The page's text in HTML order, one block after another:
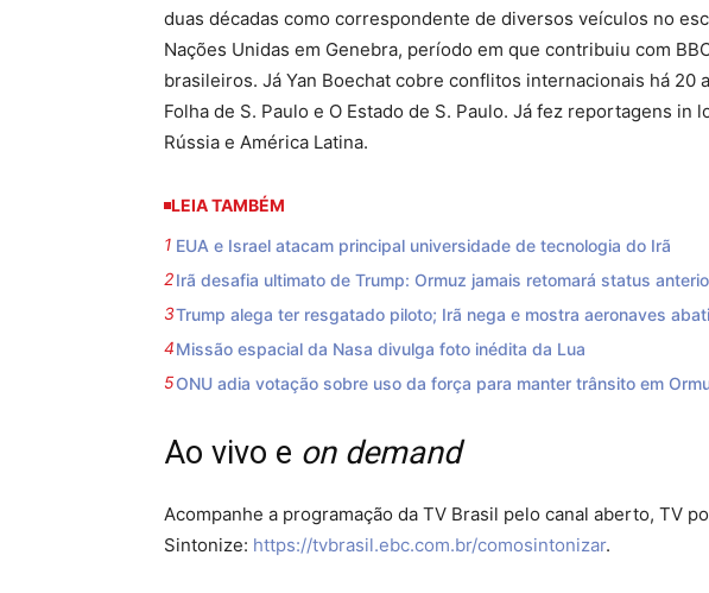
duas décadas como correspondente de diversos veículos no
Nações Unidas em Genebra, período em que contribuiu com
brasileiros. Já Yan Boechat cobre conflitos internacionais há 20
Folha de S. Paulo e O Estado de S. Paulo. Já fez reportagens in
Rússia e América Latina.
LEIA TAMBÉM
EUA e Israel atacam principal universidade de tecnologia do Irã
Irã desafia ultimato de Trump: Ormuz jamais retomará status
Trump alega ter resgatado piloto; Irã nega e mostra aeronaves
Missão espacial da Nasa divulga foto inédita da Lua
ONU adia votação sobre uso da força para manter trânsito em
Ao vivo e on demand
Acompanhe a programação da TV Brasil pelo canal aberto, TV
Sintonize: https://tvbrasil.ebc.com.br/comosintonizar.